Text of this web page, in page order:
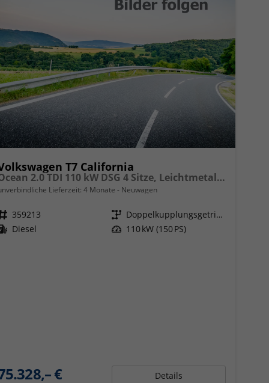
T7 California
Ocean 2.0 TDI 110 kW DSG 4 Sitze, Leichtmetallfelgen 18 Zoll "Toshima", Sommerküche, Markise mit Schiene und Gehäuse links, Standheizung, Klimaautomatik, 230V Batterieladestation, 5 Jahre Werksgarantie
Lieferzeit: 4 Monate Neuwagen
Fahrzeugnr. 359213 Getriebe
Doppelkupplungsgetriebe (DSG)
Kraftstoff Diesel Leistung 110 kW (150 PS)
€ Details